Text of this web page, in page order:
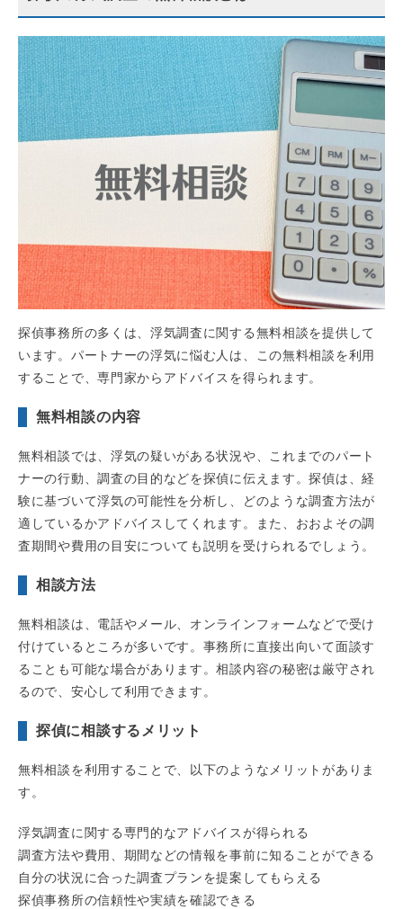
探偵事務所の多くは、浮気調査に関する無料相談を提供して
います。パートナーの浮気に悩む人は、この無料相談を利用
することで、専門家からアドバイスを得られます。
無料相談の内容
無料相談では、浮気の疑いがある状況や、これまでのパート
ナーの行動、調査の目的などを探偵に伝えます。探偵は、経
験に基づいて浮気の可能性を分析し、どのような調査方法が
適しているかアドバイスしてくれます。また、おおよその調
査期間や費用の目安についても説明を受けられるでしょう。
相談方法
無料相談は、電話やメール、オンラインフォームなどで受け
付けているところが多いです。事務所に直接出向いて面談す
ることも可能な場合があります。相談内容の秘密は厳守され
るので、安心して利用できます。
探偵に相談するメリット
無料相談を利用することで、以下のようなメリットがありま
す。
浮気調査に関する専門的なアドバイスが得られる
調査方法や費用、期間などの情報を事前に知ることができる
自分の状況に合った調査プランを提案してもらえる
探偵事務所の信頼性や実績を確認できる